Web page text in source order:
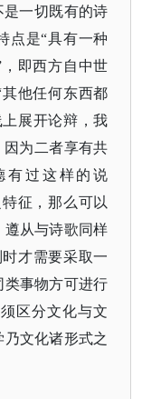
是一切既有的诗
点是“具有一种
即西方自中世
他任何东西都
展开论辩，我
因为二者享有共
有过这样的说
征，那么可以
从与诗歌同样
才需要采取一
事物方可进行
区分文化与文
文化诸形式之